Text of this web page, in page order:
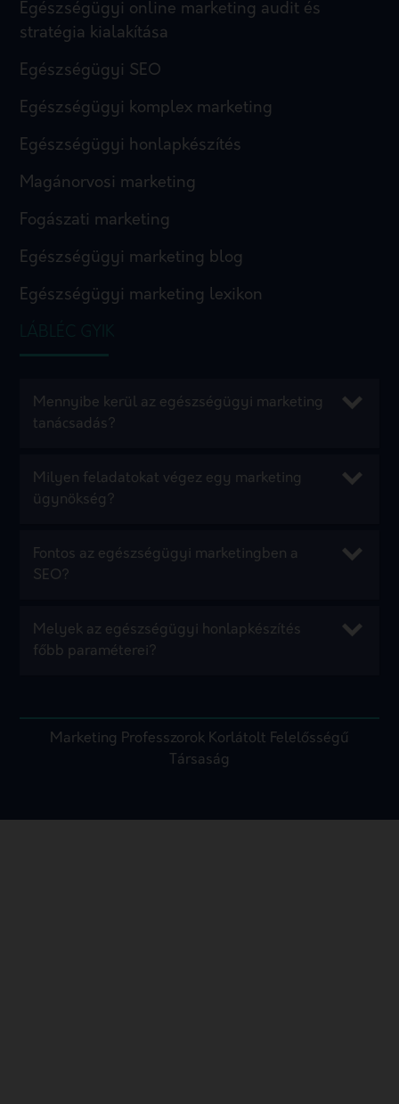
Egészségügyi online marketing audit és
stratégia kialakítása
Egészségügyi SEO
Egészségügyi komplex marketing
Egészségügyi honlapkészítés
Magánorvosi marketing
Fogászati marketing
Egészségügyi marketing blog
Egészségügyi marketing lexikon
LÁBLÉC GYIK
Mennyibe kerül az egészségügyi marketing
tanácsadás?
Milyen feladatokat végez egy marketing
ügynökség?
Fontos az egészségügyi marketingben a
SEO?
Melyek az egészségügyi honlapkészítés
főbb paraméterei?
Marketing Professzorok Korlátolt Felelősségű
Társaság